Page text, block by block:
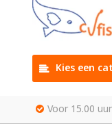
Kies een
Voor 15.00